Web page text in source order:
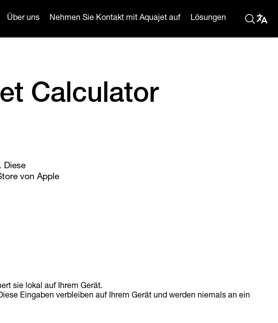
Über uns Nehmen Sie Kontakt mit Aquajet auf Lösungen
Calculator
Diese
von Apple
sie lokal auf Ihrem Gerät.
Eingaben verbleiben auf Ihrem Gerät und werden niemals an ein